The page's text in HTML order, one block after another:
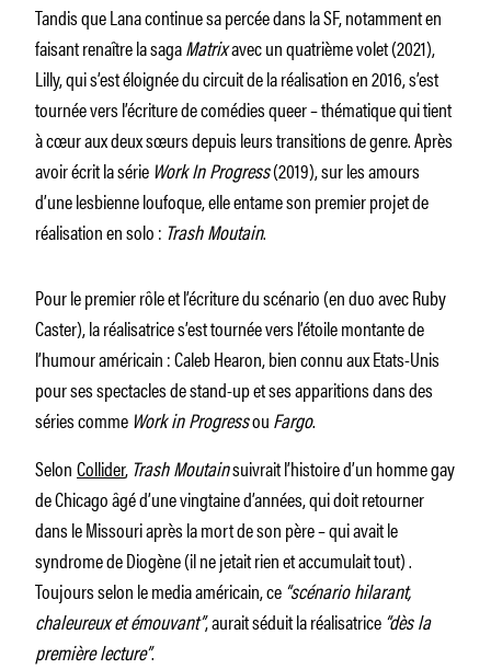
Tandis que Lana continue sa percée dans la SF, notamment en
faisant renaître la sagaMatrixavec un quatrième volet (2021),
Lilly, qui s’est éloignée du circuit de la réalisation en 2016, s’est
tournée vers l’écriture de comédies queer – thématique qui tient
à cœur aux deux sœurs depuis leurs transitions de genre. Après
avoir écrit la sérieWork In Progress(2019), sur les amours
d’une lesbienne loufoque, elle entame son premier projet de
réalisation en solo : Trash Moutain.
Pour le premier rôle et l’écriture du scénario (en duo avec Ruby
Caster), la réalisatrice s’est tournée vers l’étoile montante de
l’humour américain : Caleb Hearon, bien connu aux Etats-Unis
pour ses spectacles de stand-up et ses apparitions dans des
séries commeWork in ProgressouFargo.
SelonCollider, Trash Moutainsuivrait l’histoire d’un homme gay
de Chicago âgé d’une vingtaine d’années, qui doit retourner
dans le Missouri après la mort de son père – qui avait le
syndrome de Diogène (il ne jetait rien et accumulait tout) .
Toujours selon le media américain, ce“scénario hilarant,
chaleureux et émouvant”, aurait séduit la réalisatrice“dès la
première lecture”.